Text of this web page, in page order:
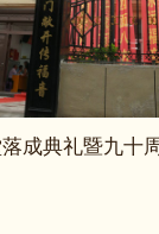
成典礼暨九十